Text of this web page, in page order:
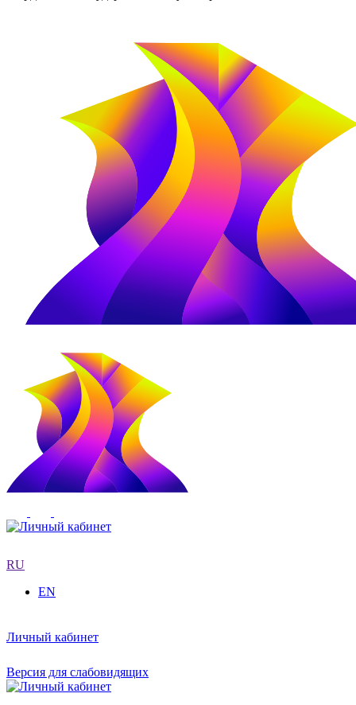
RU
EN
Личный кабинет
Версия для слабовидящих